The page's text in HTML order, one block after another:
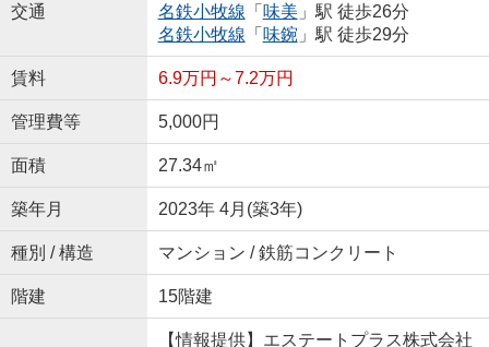
交通
名鉄小牧線 「 味美 」駅 徒歩26分
名鉄小牧線 「 味鋺 」駅 徒歩29分
賃料 6.9万円～7.2万円
管理費等 5,000円
面積 27.34㎡
築年月 2023年 4月(築3年)
種別 / 構造 マンション / 鉄筋コンクリート
階建 15階建
【情報提供】エステートプラス株式会社